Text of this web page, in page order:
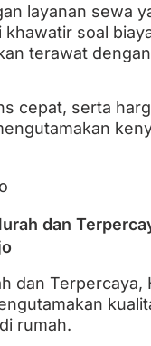
layanan sewa
soal
terawat
cepat, serta
dan
dan Terpercaya,
rumah.